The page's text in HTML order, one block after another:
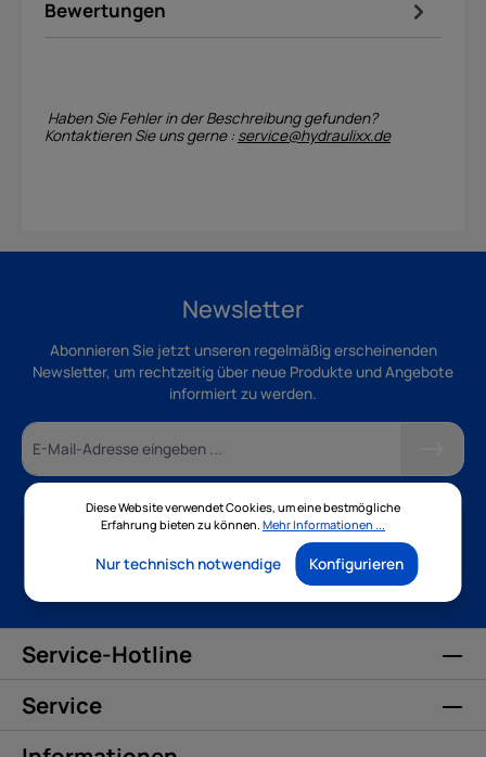
Bewertungen
Haben Sie Fehler in der Beschreibung gefunden?
Kontaktieren Sie uns gerne : service@hydraulixx.de
Newsletter
Abonnieren Sie jetzt unseren regelmäßig erscheinenden
Newsletter, um rechtzeitig über neue Produkte und Angebote
informiert zu werden.
Ich habe dieDatenschutzbestimmungenzur Kenntnis
gelesen und bin mit ihnen
einverstanden.
Service-Hotline
Service
Diese Website verwendet Cookies, um eine bestmögliche
Erfahrung bieten zu können. Mehr Informationen ...
Nur technisch notwendige Konfigurieren